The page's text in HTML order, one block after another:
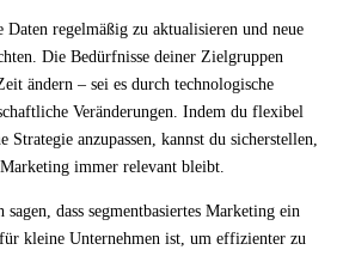
regelmäßig zu aktualisieren und neue
Die Bedürfnisse deiner Zielgruppen
ändern – sei es durch technologische
Veränderungen. Indem du flexibel
Strategie anzupassen, kannst du sicherstellen,
Marketing immer relevant bleibt.
sagen, dass segmentbasiertes Marketing ein
kleine Unternehmen ist, um effizienter zu